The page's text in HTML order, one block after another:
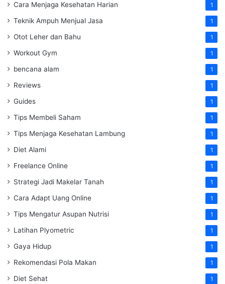
Cara Menjaga Kesehatan Harian 1
Teknik Ampuh Menjual Jasa 1
Otot Leher dan Bahu 1
Workout Gym 1
bencana alam 1
Reviews 1
Guides 1
Tips Membeli Saham 1
Tips Menjaga Kesehatan Lambung 1
Diet Alami 1
Freelance Online 1
Strategi Jadi Makelar Tanah 1
Cara Adapt Uang Online 1
Tips Mengatur Asupan Nutrisi 1
Latihan Plyometric 1
Gaya Hidup 1
Rekomendasi Pola Makan 1
Diet Sehat 1